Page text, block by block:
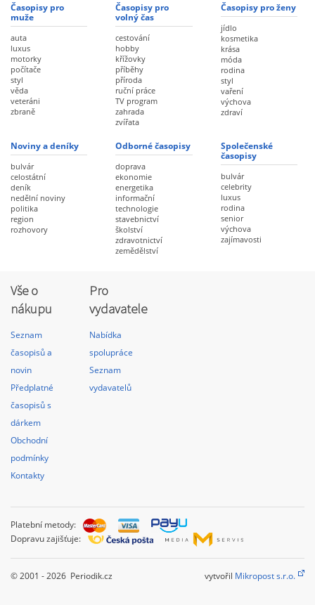
Časopisy pro
muže
auta
luxus
motorky
počítače
styl
věda
veteráni
zbraně
Časopisy pro
volný čas
cestování
hobby
křížovky
příběhy
příroda
ruční práce
TV program
zahrada
zvířata
Časopisy pro ženy
jídlo
kosmetika
krása
móda
rodina
styl
vaření
výchova
zdraví
Noviny a deníky
bulvár
celostátní
deník
nedělní noviny
politika
region
rozhovory
Odborné časopisy
doprava
ekonomie
energetika
informační
technologie
stavebnictví
školství
zdravotnictví
zemědělství
Společenské
časopisy
bulvár
celebrity
luxus
rodina
senior
výchova
zajímavosti
Vše o
nákupu
Seznam
časopisů a
novin
Předplatné
časopisů s
dárkem
Obchodní
podmínky
Kontakty
Pro
vydavatele
Nabídka
spolupráce
Seznam
vydavatelů
Platební metody:
Dopravu zajišťuje:
© 2001 - 2026 Periodik.cz vytvořil Mikropost s.r.o.